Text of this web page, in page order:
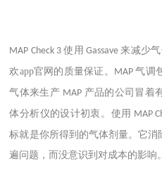
MAP Check 3使用 Gassave来减少气
欢app官网的质量保证。 MAP气调
气体来生产 MAP 产品的公司冒着有
体分析仪的设计初衷。使用 MAP
标就是你所得到的气体剂量。它
遍问题，而没意识到对成本的影响。